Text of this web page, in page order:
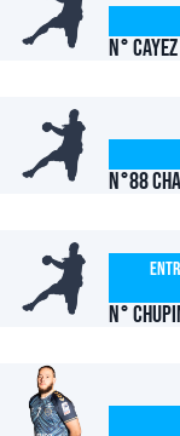
N°
N°88
N°